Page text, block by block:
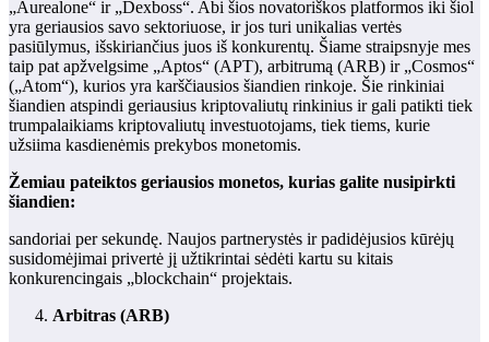
„Aurealone“ ir „Dexboss“. Abi šios novatoriškos platformos iki šiol
yra geriausios savo sektoriuose, ir jos turi unikalias vertės
pasiūlymus, išskiriančius juos iš konkurentų. Šiame straipsnyje mes
taip pat apžvelgsime „Aptos“ (APT), arbitrumą (ARB) ir „Cosmos“
(„Atom“), kurios yra karščiausios šiandien rinkoje. Šie rinkiniai
šiandien atspindi geriausius kriptovaliutų rinkinius ir gali patikti tiek
trumpalaikiams kriptovaliutų investuotojams, tiek tiems, kurie
užsiima kasdienėmis prekybos monetomis.
Žemiau pateiktos geriausios monetos, kurias galite nusipirkti
šiandien:
sandoriai per sekundę. Naujos partnerystės ir padidėjusios kūrėjų
susidomėjimai privertė jį užtikrintai sėdėti kartu su kitais
konkurencingais „blockchain“ projektais.
Arbitras (ARB)